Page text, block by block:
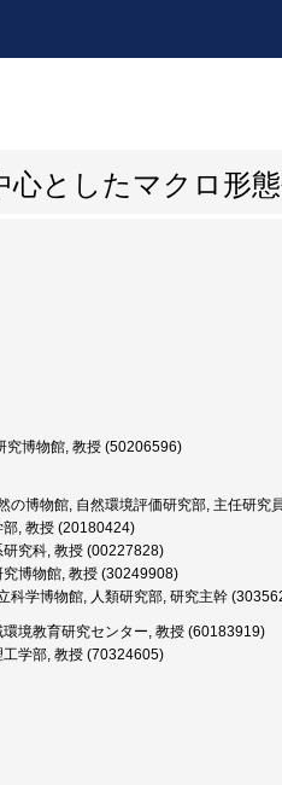
としたマクロ形
究博物館, 教授 (50206596)
の博物館, 自然環境評価研究部, 主任研究
部, 教授 (20180424)
究科, 教授 (00227828)
博物館, 教授 (30249908)
科学博物館, 人類研究部, 研究主幹
境教育研究センター, 教授 (60183919)
工学部, 教授 (70324605)